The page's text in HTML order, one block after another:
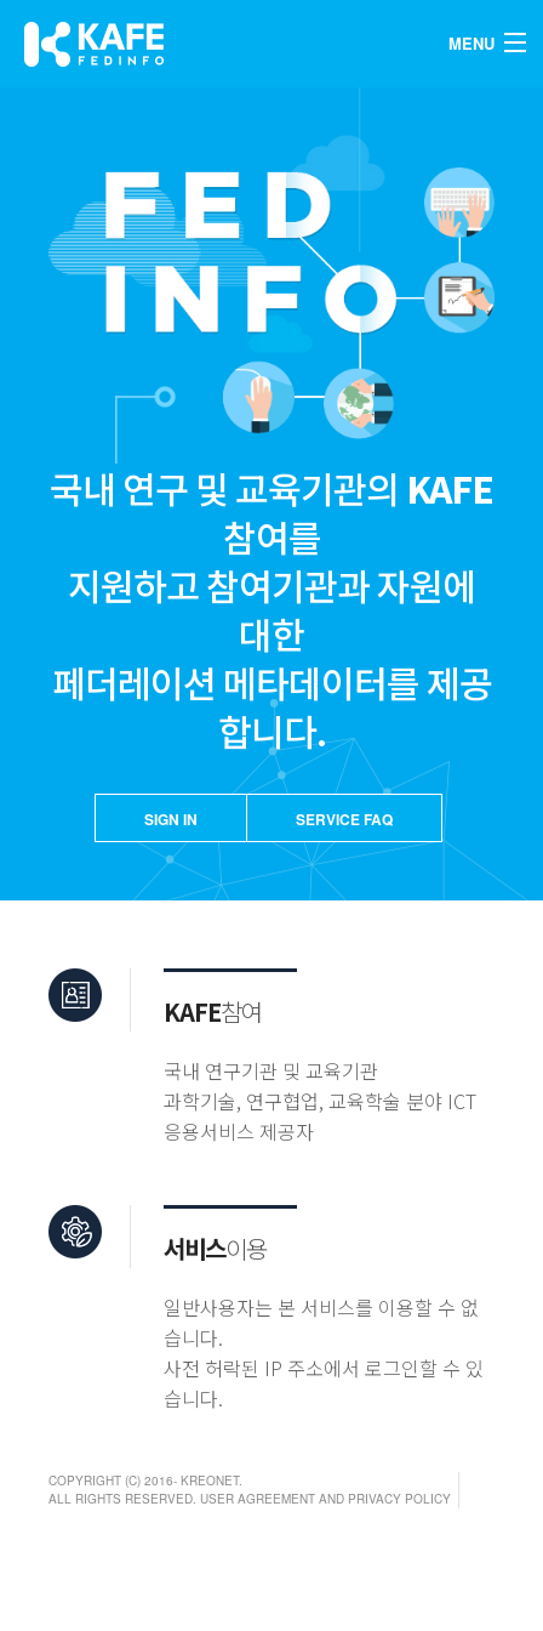
MENU
ENGLISH
Front
국내 연구 및 교육기관의 KAFE
참여를
지원하고 참여기관과 자원에
대한
페더레이션 메타데이터를 제공
합니다.
SIGN IN SERVICE FAQ
KAFE참여
국내 연구기관 및 교육기관
과학기술, 연구협업, 교육학술 분야 ICT
응용서비스 제공자
서비스이용
일반사용자는 본 서비스를 이용할 수 없
습니다.
사전 허락된 IP 주소에서 로그인할 수 있
습니다.
COPYRIGHT (C) 2016- KREONET.
ALL RIGHTS RESERVED. USER AGREEMENT AND PRIVACY POLICY